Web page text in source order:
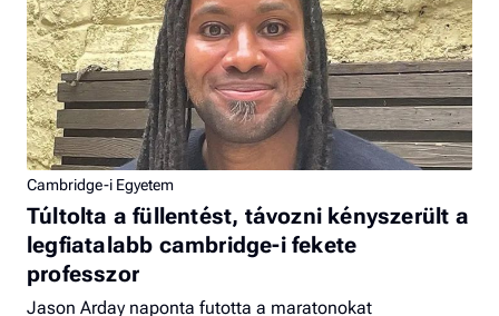
Cambridge-i Egyetem
Túltolta a füllentést, távozni kényszerült a
legfiatalabb cambridge-i fekete
professzor
Jason Arday naponta futotta a maratonokat